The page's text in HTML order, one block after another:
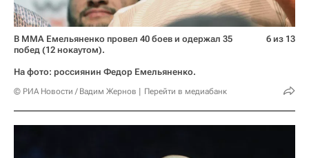
В ММА Емельяненко провел 40 боев и одержал 35
побед (12 нокаутом).
На фото: россиянин Федор Емельяненко.
© РИА Новости / Вадим Жернов Перейти в медиабанк
6 из 13